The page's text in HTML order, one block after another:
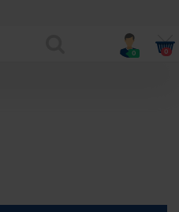
0 0